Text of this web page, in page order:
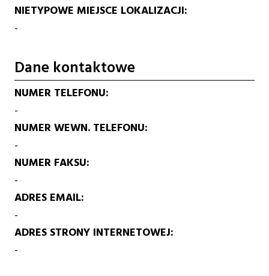
NIETYPOWE MIEJSCE LOKALIZACJI
-
Dane kontaktowe
NUMER TELEFONU
-
NUMER WEWN. TELEFONU
-
NUMER FAKSU
-
ADRES EMAIL
-
ADRES STRONY INTERNETOWEJ
-